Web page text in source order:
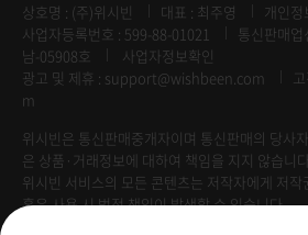
상호명 : (주)위시빈 대표 : 최주영
개인정
사업자등록번호 : 599-88-01021
통신판매
남-05908호
사업자정보확인
광고 및 제휴 : support@wishbeen.com
m
위시빈은 통신판매중개자이며 통신판매의 당사
은 상품·거래정보에 대하여 책임을 지지 않습니다.
위시빈 서비스의 모든 콘텐츠는 저작자에게 저
혹은 사용 시 법적 책임이 발생할 수 있습니다.